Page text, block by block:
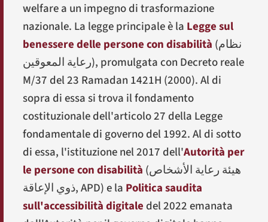
welfare a un impegno di trasformazione
nazionale. La legge principale è la Legge sul
benessere delle persone con disabilità (نظام
رعاية المعوقين), promulgata con Decreto reale
M/37 del 23 Ramadan 1421H (2000). Al di
sopra di essa si trova il fondamento
costituzionale dell'articolo 27 della Legge
fondamentale di governo del 1992. Al di sotto
di essa, l'istituzione nel 2017 dell'Autorità per
le persone con disabilità (هيئة رعاية الأشخاص
ذوي الإعاقة, APD) e la Politica saudita
sull'accessibilità digitale del 2022 emanata